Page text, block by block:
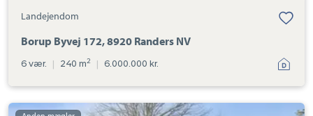
Landejendom
Borup Byvej 172, 8920 Randers NV
6 vær. | 240 m2 | 6.000.000 kr.
Landejendom: